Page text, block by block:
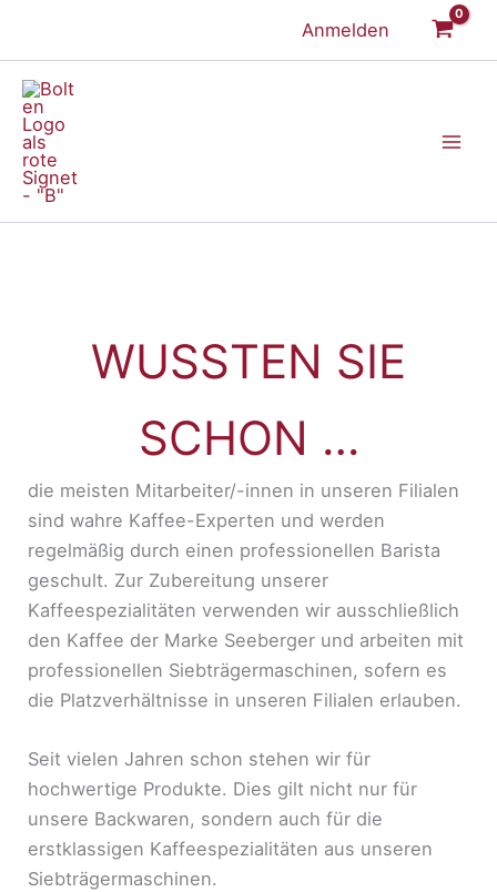
Anmelden
WUSSTEN SIE
SCHON …
die meisten Mitarbeiter/-innen in unseren Filialen
sind wahre Kaffee-Experten und werden
regelmäßig durch einen professionellen Barista
geschult. Zur Zubereitung unserer
Kaffeespezialitäten verwenden wir ausschließlich
den Kaffee der Marke Seeberger und arbeiten mit
professionellen Siebträgermaschinen, sofern es
die Platzverhältnisse in unseren Filialen erlauben.
Seit vielen Jahren schon stehen wir für
hochwertige Produkte. Dies gilt nicht nur für
unsere Backwaren, sondern auch für die
erstklassigen Kaffeespezialitäten aus unseren
Siebträgermaschinen.